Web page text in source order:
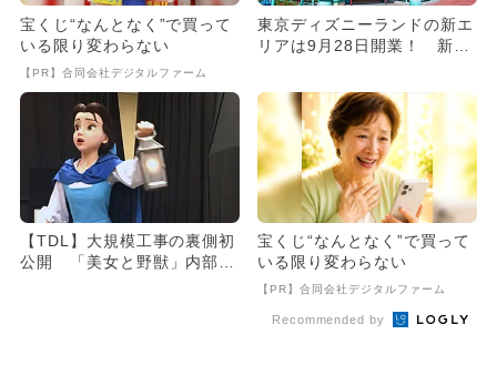
宝くじ“なんとなく”で買って
いる限り変わらない
【PR】合同会社デジタルファーム
東京ディズニーランドの新エ
リアは9月28日開業！ 新施
【TDL】大規模工事の裏側初
公開 「美女と野獣」内部も
宝くじ“なんとなく”で買って
いる限り変わらない
【PR】合同会社デジタルファーム
Recommended by